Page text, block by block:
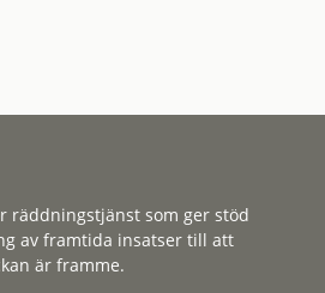
räddningstjänst som ger stöd
av framtida insatser till att
är framme.